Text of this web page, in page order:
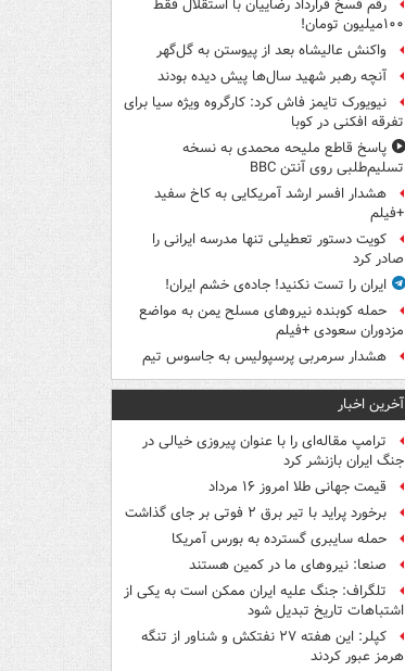
رقم فسخ قرارداد رضاییان با استقلال فقط
۱۰۰میلیون تومان!
واکنش عالیشاه بعد از پیوستن به گل‌گهر
آنچه رهبر شهید سال‌ها پیش دیده بودند
نیویورک تایمز فاش کرد: کارگروه ویژه سیا برای
تفرقه افکنی در کوبا
پاسخ قاطع ملیحه محمدی به نسخه
تسلیم‌طلبی روی آنتن BBC
هشدار افسر ارشد آمریکایی به کاخ سفید
+فیلم
کویت دستور تعطیلی تنها مدرسه ایرانی را
صادر کرد
ایران را تست نکنید! جاده‌ی خشم ایران!
حمله کوبنده نیروهای مسلح یمن به مواضع
مزدوران سعودی +فیلم
هشدار سرمربی پرسپولیس به جاسوس تیم
آخرین اخبار
ترامپ مقاله‌ای را با عنوان پیروزی خیالی در
جنگ ایران بازنشر کرد
قیمت جهانی طلا امروز ۱۶ مرداد
برخورد پراید با تیر برق ۲ فوتی بر جای گذاشت
حمله سایبری گسترده به بورس آمریکا
صنعا: نیروهای ما در کمین‌ هستند
تلگراف: جنگ علیه ایران ممکن است به یکی از
اشتباهات تاریخ تبدیل شود
کپلر: این هفته ۲۷ نفتکش و شناور از تنگه
هرمز عبور کردند